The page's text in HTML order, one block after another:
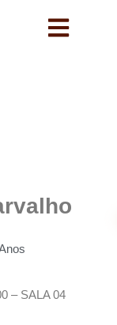
– SALA 04